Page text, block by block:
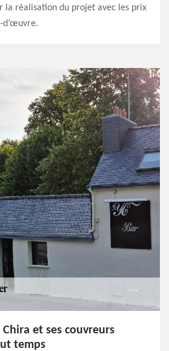
la réalisation du projet avec les prix
d’œuvre.
Chira et ses couvreurs
temps